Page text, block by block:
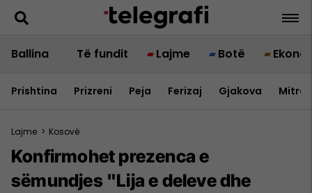
Ballina Të fundit Lajme Botë
Prishtina Prizreni Peja Ferizaj Gjakova
Lajme > Kosovë
Konfirmohet prezenca e
sëmundjes "Lija e deleve dhe